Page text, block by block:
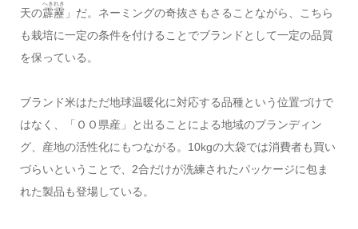
天の霹靂
へきれき
」だ。ネーミングの奇抜さもさることながら、こちら
も栽培に一定の条件を付けることでブランドとして一定の品質
を保っている。
ブランド米はただ地球温暖化に対応する品種という位置づけで
はなく、「ＯＯ県産」と出ることによる地域のブランディン
グ、産地の活性化にもつながる。10kgの大袋では消費者も買い
づらいということで、2合だけが洗練されたパッケージに包ま
れた製品も登場している。